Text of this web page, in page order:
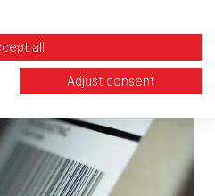
all
Adjust consent